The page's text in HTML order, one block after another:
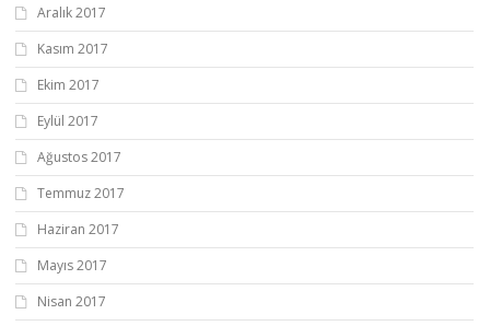
Aralık 2017
Kasım 2017
Ekim 2017
Eylül 2017
Ağustos 2017
Temmuz 2017
Haziran 2017
Mayıs 2017
Nisan 2017